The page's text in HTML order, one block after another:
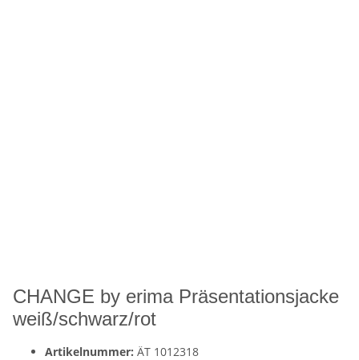
CHANGE by erima Präsentationsjacke
weiß/schwarz/rot
Artikelnummer: ÄT 1012318